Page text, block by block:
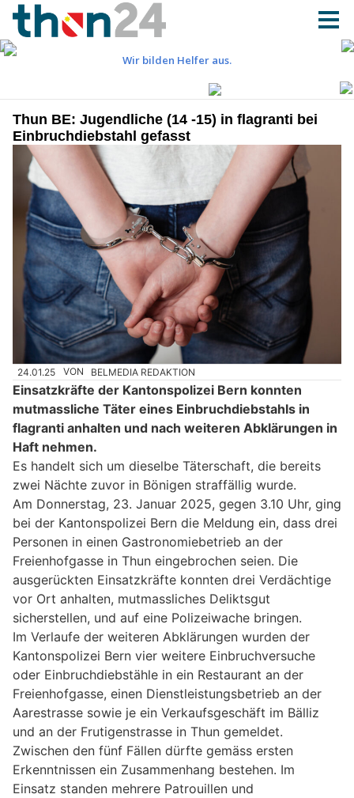
Thun BE: Jugendliche (14 -15) in flagranti bei
Einbruchdiebstahl gefasst
24.01.25 VON BELMEDIA REDAKTION
Einsatzkräfte der Kantonspolizei Bern konnten
mutmassliche Täter eines Einbruchdiebstahls in
flagranti anhalten und nach weiteren Abklärungen in
Haft nehmen.
Es handelt sich um dieselbe Täterschaft, die bereits
zwei Nächte zuvor in Bönigen straffällig wurde.
Am Donnerstag, 23. Januar 2025, gegen 3.10 Uhr, ging
bei der Kantonspolizei Bern die Meldung ein, dass drei
Personen in einen Gastronomiebetrieb an der
Freienhofgasse in Thun eingebrochen seien. Die
ausgerückten Einsatzkräfte konnten drei Verdächtige
vor Ort anhalten, mutmassliches Deliktsgut
sicherstellen, und auf eine Polizeiwache bringen.
Im Verlaufe der weiteren Abklärungen wurden der
Kantonspolizei Bern vier weitere Einbruchversuche
oder Einbruchdiebstähle in ein Restaurant an der
Freienhofgasse, einen Dienstleistungsbetrieb an der
Aarestrasse sowie je ein Verkaufsgeschäft im Bälliz
und an der Frutigenstrasse in Thun gemeldet.
Zwischen den fünf Fällen dürfte gemäss ersten
Erkenntnissen ein Zusammenhang bestehen. Im
Einsatz standen mehrere Patrouillen und